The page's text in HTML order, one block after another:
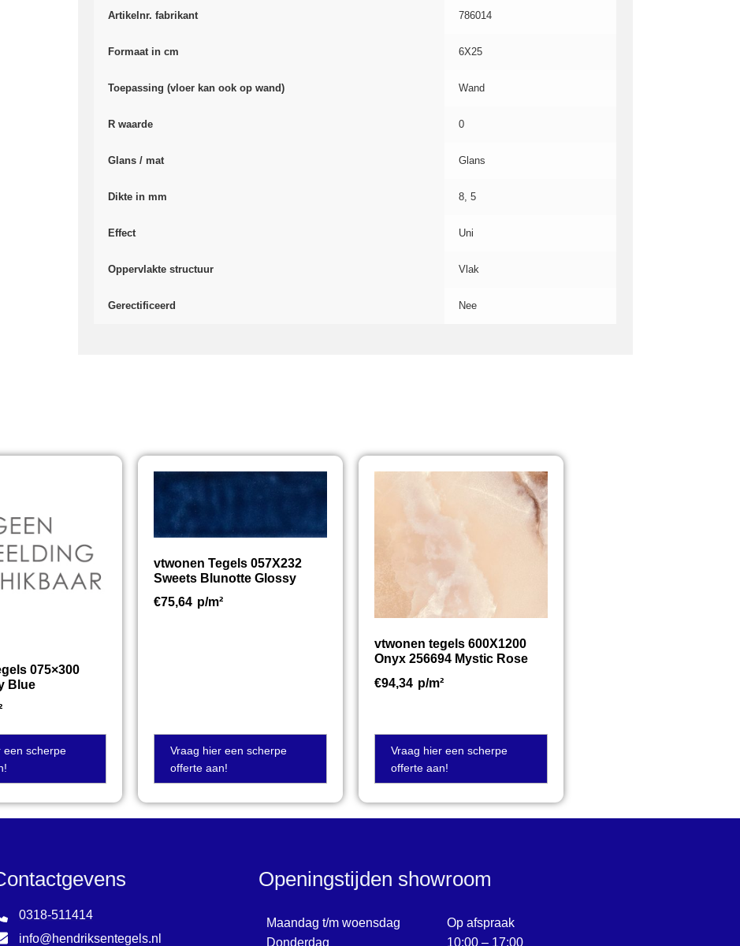
Artikelnr. fabrikant 786014
Formaat in cm 6X25
Toepassing (vloer kan ook op wand) Wand
R waarde 0
Glans / mat Glans
Dikte in mm 8, 5
Effect Uni
Oppervlakte structuur Vlak
Gerectificeerd Nee
075×300
Blue
een scherpe
vtwonen Tegels 057X232
Sweets Blunotte Glossy
€75,64 p/m²
Vraag hier een scherpe
offerte aan!
vtwonen tegels 600X1200
Onyx 256694 Mystic Rose
€94,34 p/m²
Vraag hier een scherpe
offerte aan!
0318-511414
info@hendriksentegels.nl
Openingstijden showroom
Maandag t/m woensdag
Donderdag
Op afspraak
10:00 – 17:00